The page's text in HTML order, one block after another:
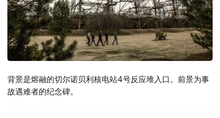
背景是熔融的切尔诺贝利核电站4号反应堆入口。前景为事
故遇难者的纪念碑。